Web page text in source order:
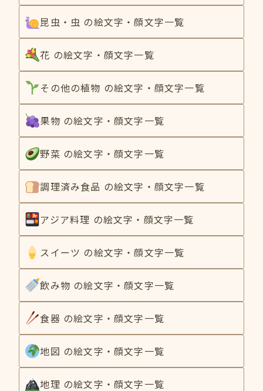
昆虫・虫 の絵文字・顔文字一覧
花 の絵文字・顔文字一覧
その他の植物 の絵文字・顔文字一覧
果物 の絵文字・顔文字一覧
野菜 の絵文字・顔文字一覧
調理済み食品 の絵文字・顔文字一覧
アジア料理 の絵文字・顔文字一覧
スイーツ の絵文字・顔文字一覧
飲み物 の絵文字・顔文字一覧
食器 の絵文字・顔文字一覧
地図 の絵文字・顔文字一覧
地理 の絵文字・顔文字一覧